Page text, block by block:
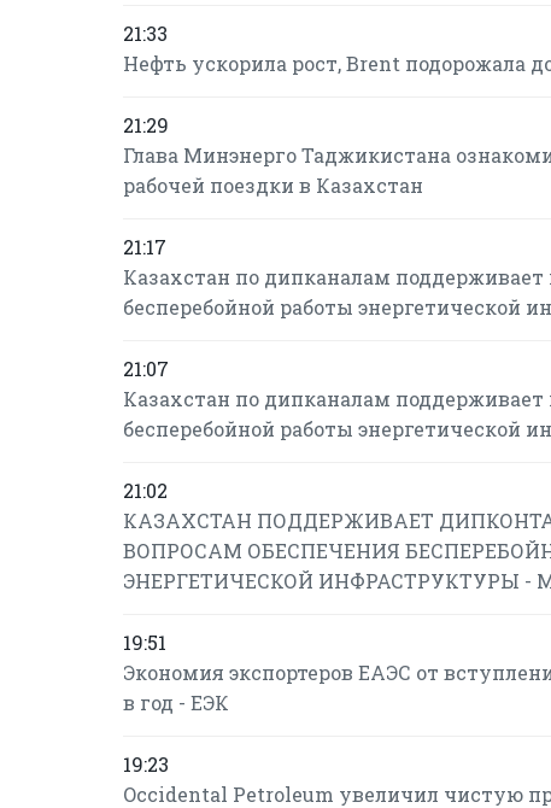
21:33
Нефть ускорила рост, Brent подорожала до
21:29
Глава Минэнерго Таджикистана
рабочей поездки в Казахстан
21:17
Казахстан по дипканалам
бесперебойной работы энергетической
21:07
Казахстан по дипканалам
бесперебойной работы энергетической
21:02
КАЗАХСТАН ПОДДЕРЖИВАЕТ
ВОПРОСАМ ОБЕСПЕЧЕНИЯ
ЭНЕРГЕТИЧЕСКОЙ ИНФРАСТРУКТУРЫ -
19:51
Экономия экспортеров ЕАЭС от
в год - ЕЭК
19:23
Occidental Petroleum увеличил чистую